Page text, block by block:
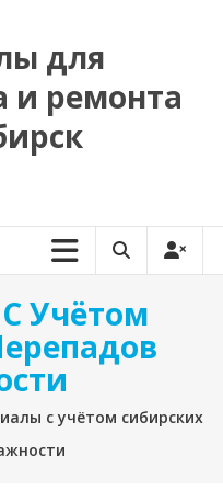
для
и ремонта
Учётом
с учётом сибирских